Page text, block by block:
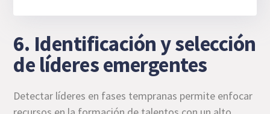
6. Identificación y selección
de líderes emergentes
Detectar líderes en fases tempranas permite enfocar